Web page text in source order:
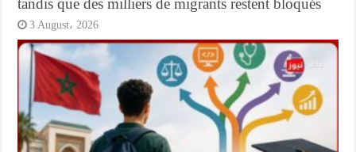
tandis que des milliers de migrants restent bloqués
3 August، 2026